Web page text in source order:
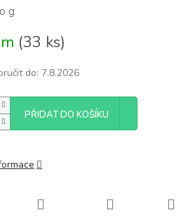
g
(33 ks)
do: 7.8.2026
PŘIDAT DO KOŠÍKU